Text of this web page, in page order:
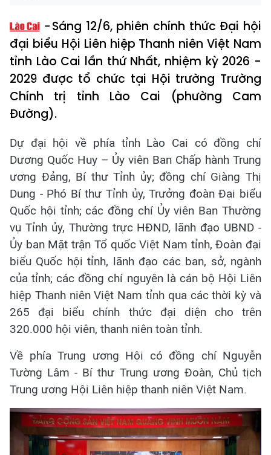
Sáng 12/6, phiên chính thức Đại hội
đại biểu Hội Liên hiệp Thanh niên Việt Nam
tỉnh Lào Cai lần thứ Nhất, nhiệm kỳ 2026 -
2029 được tổ chức tại Hội trường Trường
Chính trị tỉnh Lào Cai (phường Cam
Đường).
Dự đại hội về phía tỉnh Lào Cai có đồng chí
Dương Quốc Huy – Ủy viên Ban Chấp hành Trung
ương Đảng, Bí thư Tỉnh ủy; đồng chí Giàng Thị
Dung - Phó Bí thư Tỉnh ủy, Trưởng đoàn Đại biểu
Quốc hội tỉnh; các đồng chí Ủy viên Ban Thường
vụ Tỉnh ủy, Thường trực HĐND, lãnh đạo UBND -
Ủy ban Mặt trận Tổ quốc Việt Nam tỉnh, Đoàn đại
biểu Quốc hội tỉnh, lãnh đạo các ban, sở, ngành
của tỉnh; các đồng chí nguyên là cán bộ Hội Liên
hiệp Thanh niên Việt Nam tỉnh qua các thời kỳ và
265 đại biểu chính thức đại diện cho trên
320.000 hội viên, thanh niên toàn tỉnh.
Về phía Trung ương Hội có đồng chí Nguyễn
Tường Lâm - Bí thư Trung ương Đoàn, Chủ tịch
Trung ương Hội Liên hiệp thanh niên Việt Nam.